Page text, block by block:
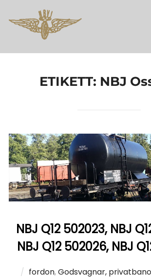
ETIKETT: NBJ
NBJ Q12 502023, NBJ
NBJ Q12 502026, NBJ
fordon,Godsvagnar,